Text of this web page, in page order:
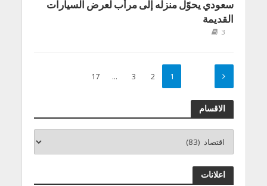
سعودي يحوّل منزله إلى مرأب لعرض السيارات
القديمة
3
1
2
3
…
17
الاقسام
اعلانات